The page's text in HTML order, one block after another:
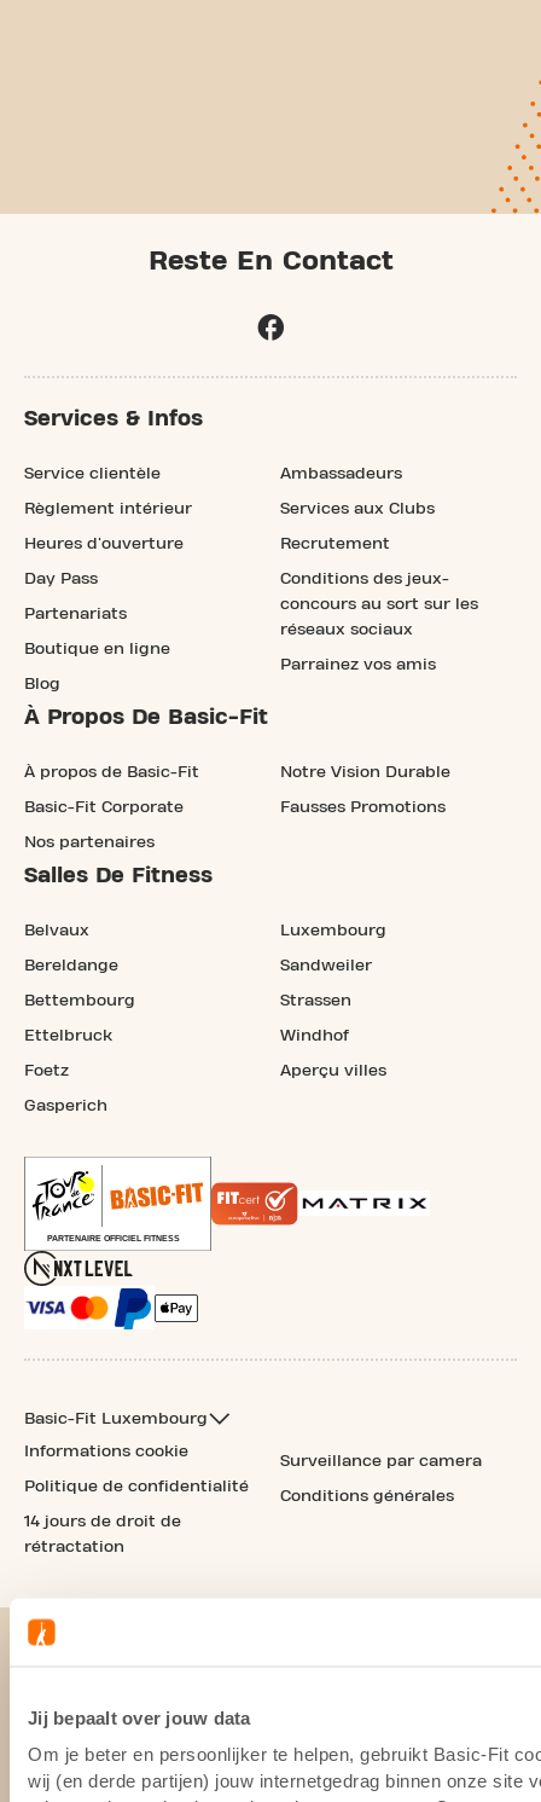
Jij bepaalt over jouw data
Om je beter en persoonlijker te helpen, gebruikt Basic-Fit
wij (en derde partijen) jouw internetgedrag binnen onze site
Reste En Contact
Services & Infos
Service clientèle
Règlement intérieur
Heures d'ouverture
Day Pass
Partenariats
Boutique en ligne
Blog
Ambassadeurs
Services aux Clubs
Recrutement
Conditions des jeux-
concours au sort sur les
réseaux sociaux
Parrainez vos amis
À Propos De Basic-Fit
À propos de Basic-Fit
Basic-Fit Corporate
Nos partenaires
Notre Vision Durable
Fausses Promotions
Salles De Fitness
Belvaux
Bereldange
Bettembourg
Ettelbruck
Foetz
Gasperich
Luxembourg
Sandweiler
Strassen
Windhof
Aperçu villes
Basic-Fit Luxembourg
Informations cookie
Politique de confidentialité
14 jours de droit de
rétractation
Surveillance par camera
Conditions générales